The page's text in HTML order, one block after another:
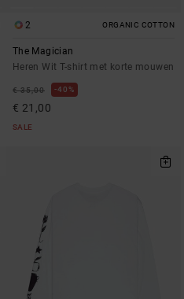
2 ORGANIC COTTON
The Magician
Heren Wit T-shirt met korte mouwen
€ 35,00 40%
€ 21,00
SALE